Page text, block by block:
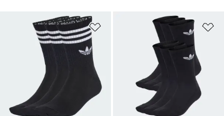
Add to Wishlist